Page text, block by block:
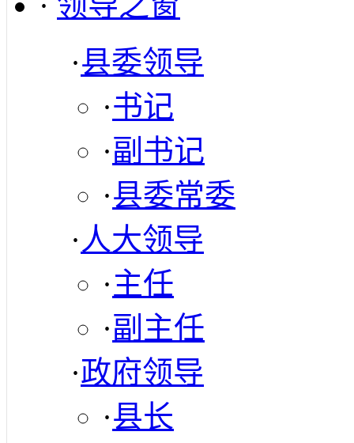
·县委领导
·书记
·副书记
·县委常委
· 人大领导
·主任
·副主任
·政府领导
·县长